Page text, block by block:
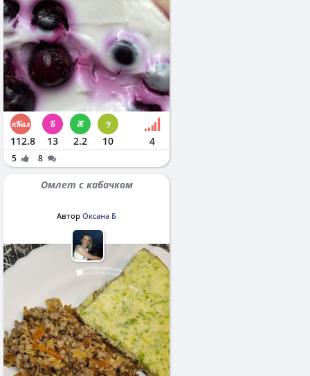
112.8 13 2.2 10 4
5 8
Омлет с кабачком
Автор Оксана Б